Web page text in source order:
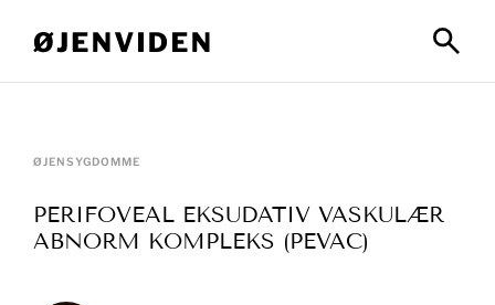
ØJENSYGDOMME
PERIFOVEAL EKSUDATIV VASKULÆR
ABNORM KOMPLEKS (PEVAC)